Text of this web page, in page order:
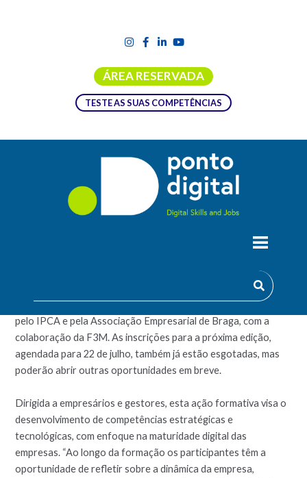
ÁREA RESERVADA
TESTE AS SUAS COMPETÊNCIAS
Líder + Digital
promovida no âmbito do projeto com o mesmo nome, liderado
pelo IPCA e pela Associação Empresarial de Braga, com a
colaboração da F3M. As inscrições para a próxima edição,
agendada para 22 de julho, também já estão esgotadas, mas
poderão abrir outras oportunidades em breve.
Dirigida a empresários e gestores, esta ação formativa visa o
desenvolvimento de competências estratégicas e
tecnológicas, com enfoque na maturidade digital das
empresas. “Ao longo da formação os participantes têm a
oportunidade de refletir sobre a dinâmica da empresa,